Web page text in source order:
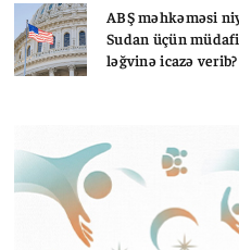
ABŞ məhkəməsi
Sudan üçün
ləğvinə icazə verib?